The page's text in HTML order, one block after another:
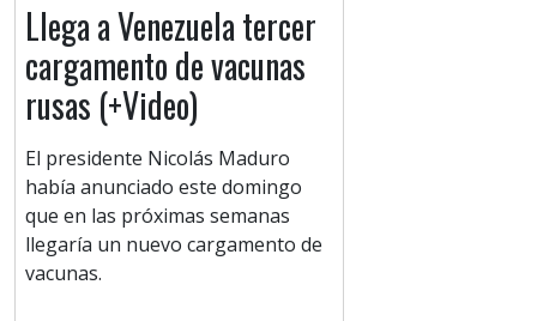
Llega a Venezuela tercer
cargamento de vacunas
rusas (+Video)
El presidente Nicolás Maduro
había anunciado este domingo
que en las próximas semanas
llegaría un nuevo cargamento de
vacunas.